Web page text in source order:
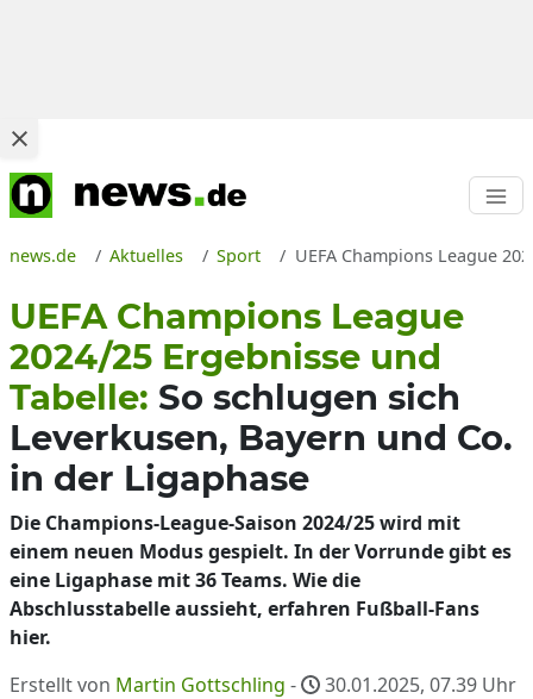
news.de Aktuelles Sport UEFA Champions League
UEFA Champions League
2024/25 Ergebnisse und
Tabelle: So schlugen sich
Leverkusen, Bayern und Co.
in der Ligaphase
Die Champions-League-Saison 2024/25 wird mit
einem neuen Modus gespielt. In der Vorrunde gibt es
eine Ligaphase mit 36 Teams. Wie die
Abschlusstabelle aussieht, erfahren Fußball-Fans
hier.
Erstellt von Martin Gottschling - 30.01.2025, 07.39 Uhr